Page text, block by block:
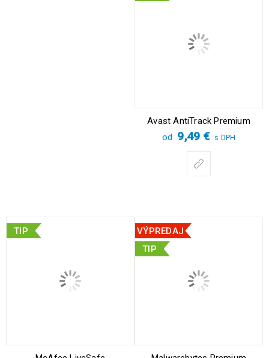
Avast AntiTrack Premium
od 9,49 € s DPH
TIP
VÝPREDAJ
TIP